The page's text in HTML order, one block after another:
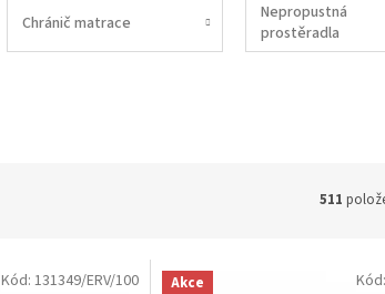
Chránič matrace
Nepropustná
prostěradla
511
Kód: 131349/ERV/100
Akce
Kód: